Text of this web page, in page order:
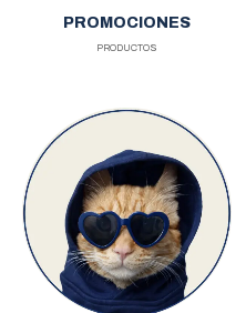
PROMOCIONES
PRODUCTOS